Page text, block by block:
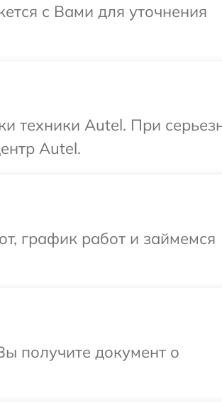
с Вами для уточнения
техники Autel. При
Autel.
график работ и займемся
получите документ о